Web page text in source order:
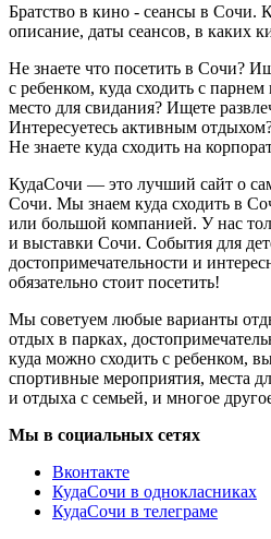
Братство в кино - сеансы в Сочи.
описание, даты сеансов, в каких
Не знаете что посетить в Сочи?
с ребенком, куда сходить с
место для свидания? Ищете
Интересуетесь активным
Не знаете куда сходить на
КудаСочи — это лучший сайт о
Сочи. Мы знаем куда сходить в
или большой компанией. У нас
и выставки Сочи. События для
достопримечательности и
обязательно стоит посетить!
Мы советуем любые варианты
отдых в парках,
куда можно сходить с ребенком,
спортивные мероприятия, места
и отдыха с семьей, и многое
Мы в социальных сетях
Вконтакте
КудаСочи в однокласниках
КудаСочи в телеграме